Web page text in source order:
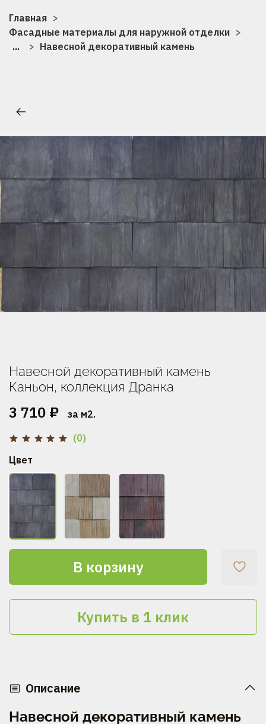
Главная
Фасадные материалы для наружной отделки
...
Навесной декоративный камень
(0)
Навесной декоративный камень
Каньон, коллекция Дранка
3 710 ₽ за м2.
В корзину
Купить в 1 клик
Цвет
Описание
Навесной декоративный камень